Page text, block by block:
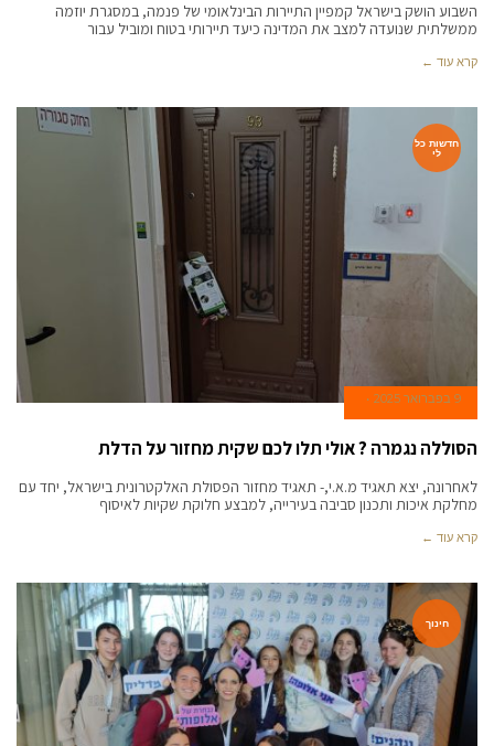
השבוע הושק בישראל קמפיין התיירות הבינלאומי של פנמה, במסגרת יוזמה
ממשלתית שנועדה למצב את המדינה כיעד תיירותי בטוח ומוביל עבור
קרא עוד ←
חדשות כל
לי
9 בפברואר 2025
הסוללה נגמרה ? אולי תלו לכם שקית מחזור על הדלת
לאחרונה, יצא תאגיד מ.א.י,- תאגיד מחזור הפסולת האלקטרונית בישראל, יחד עם
מחלקת איכות ותכנון סביבה בעירייה, למבצע חלוקת שקיות לאיסוף
קרא עוד ←
חינוך